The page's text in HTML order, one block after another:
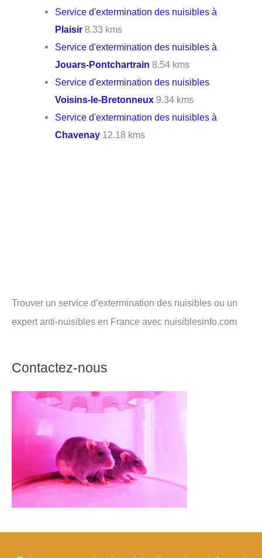
Service d'extermination des nuisibles à
Plaisir 8.33 kms
Service d'extermination des nuisibles à
Jouars-Pontchartrain 8.54 kms
Service d'extermination des nuisibles
Voisins-le-Bretonneux 9.34 kms
Service d'extermination des nuisibles à
Chavenay 12.18 kms
Trouver un service d’extermination des nuisibles ou un
expert anti-nuisibles en France avec nuisiblesinfo.com
Contactez-nous